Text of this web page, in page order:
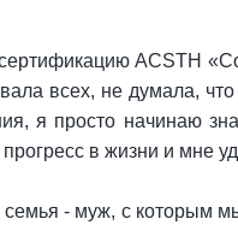
ACSTH
всех, не думала,
я просто начинаю
в жизни и мне
- муж, с которым